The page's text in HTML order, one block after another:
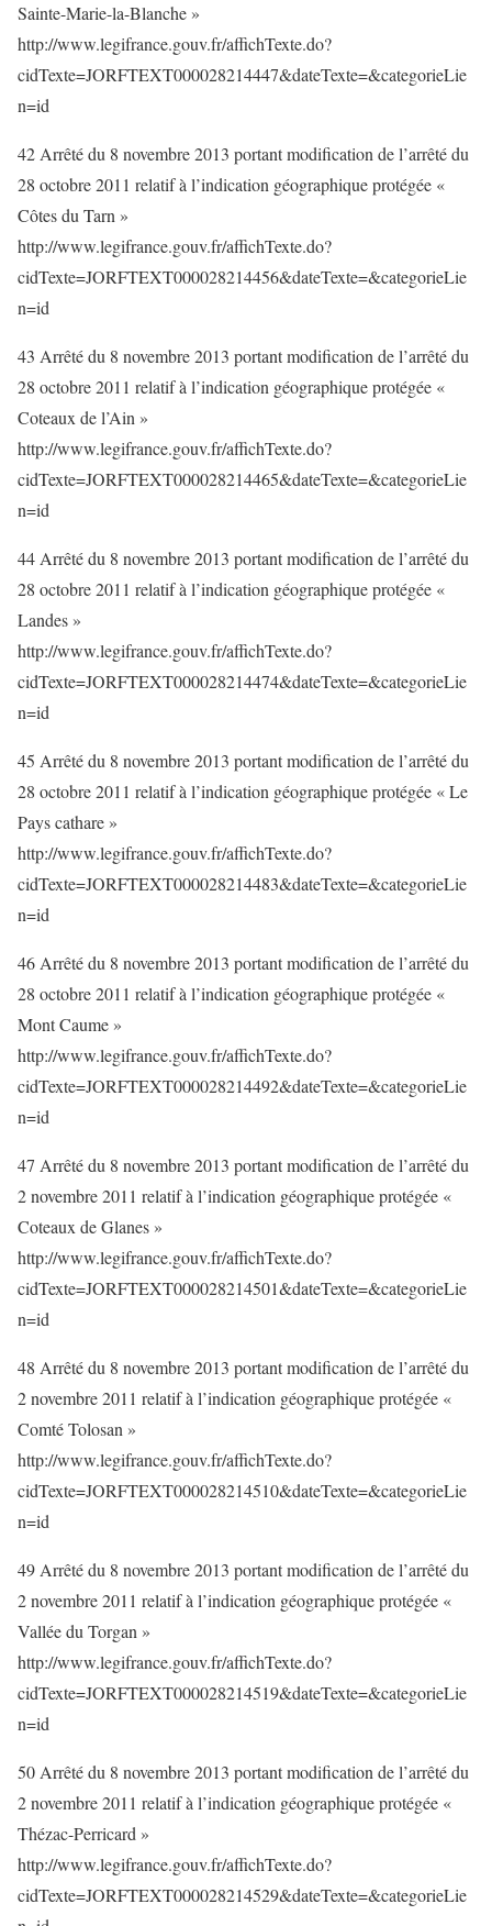
Sainte-Marie-la-Blanche »
http://www.legifrance.gouv.fr/affichTexte.do?
cidTexte=JORFTEXT000028214447&dateTexte=&categorieLie
n=id
42 Arrêté du 8 novembre 2013 portant modification de l’arrêté du
28 octobre 2011 relatif à l’indication géographique protégée «
Côtes du Tarn »
http://www.legifrance.gouv.fr/affichTexte.do?
cidTexte=JORFTEXT000028214456&dateTexte=&categorieLie
n=id
43 Arrêté du 8 novembre 2013 portant modification de l’arrêté du
28 octobre 2011 relatif à l’indication géographique protégée «
Coteaux de l’Ain »
http://www.legifrance.gouv.fr/affichTexte.do?
cidTexte=JORFTEXT000028214465&dateTexte=&categorieLie
n=id
44 Arrêté du 8 novembre 2013 portant modification de l’arrêté du
28 octobre 2011 relatif à l’indication géographique protégée «
Landes »
http://www.legifrance.gouv.fr/affichTexte.do?
cidTexte=JORFTEXT000028214474&dateTexte=&categorieLie
n=id
45 Arrêté du 8 novembre 2013 portant modification de l’arrêté du
28 octobre 2011 relatif à l’indication géographique protégée « Le
Pays cathare »
http://www.legifrance.gouv.fr/affichTexte.do?
cidTexte=JORFTEXT000028214483&dateTexte=&categorieLie
n=id
46 Arrêté du 8 novembre 2013 portant modification de l’arrêté du
28 octobre 2011 relatif à l’indication géographique protégée «
Mont Caume »
http://www.legifrance.gouv.fr/affichTexte.do?
cidTexte=JORFTEXT000028214492&dateTexte=&categorieLie
n=id
47 Arrêté du 8 novembre 2013 portant modification de l’arrêté du
2 novembre 2011 relatif à l’indication géographique protégée «
Coteaux de Glanes »
http://www.legifrance.gouv.fr/affichTexte.do?
cidTexte=JORFTEXT000028214501&dateTexte=&categorieLie
n=id
48 Arrêté du 8 novembre 2013 portant modification de l’arrêté du
2 novembre 2011 relatif à l’indication géographique protégée «
Comté Tolosan »
http://www.legifrance.gouv.fr/affichTexte.do?
cidTexte=JORFTEXT000028214510&dateTexte=&categorieLie
n=id
49 Arrêté du 8 novembre 2013 portant modification de l’arrêté du
2 novembre 2011 relatif à l’indication géographique protégée «
Vallée du Torgan »
http://www.legifrance.gouv.fr/affichTexte.do?
cidTexte=JORFTEXT000028214519&dateTexte=&categorieLie
n=id
50 Arrêté du 8 novembre 2013 portant modification de l’arrêté du
2 novembre 2011 relatif à l’indication géographique protégée «
Thézac-Perricard »
http://www.legifrance.gouv.fr/affichTexte.do?
cidTexte=JORFTEXT000028214529&dateTexte=&categorieLie